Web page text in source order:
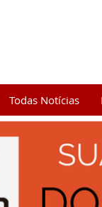
Todas Notícias